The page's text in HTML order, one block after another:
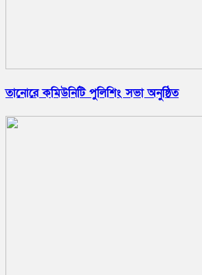
তানোরে কমিউনিটি পুলিশিং সভা অনুষ্ঠিত